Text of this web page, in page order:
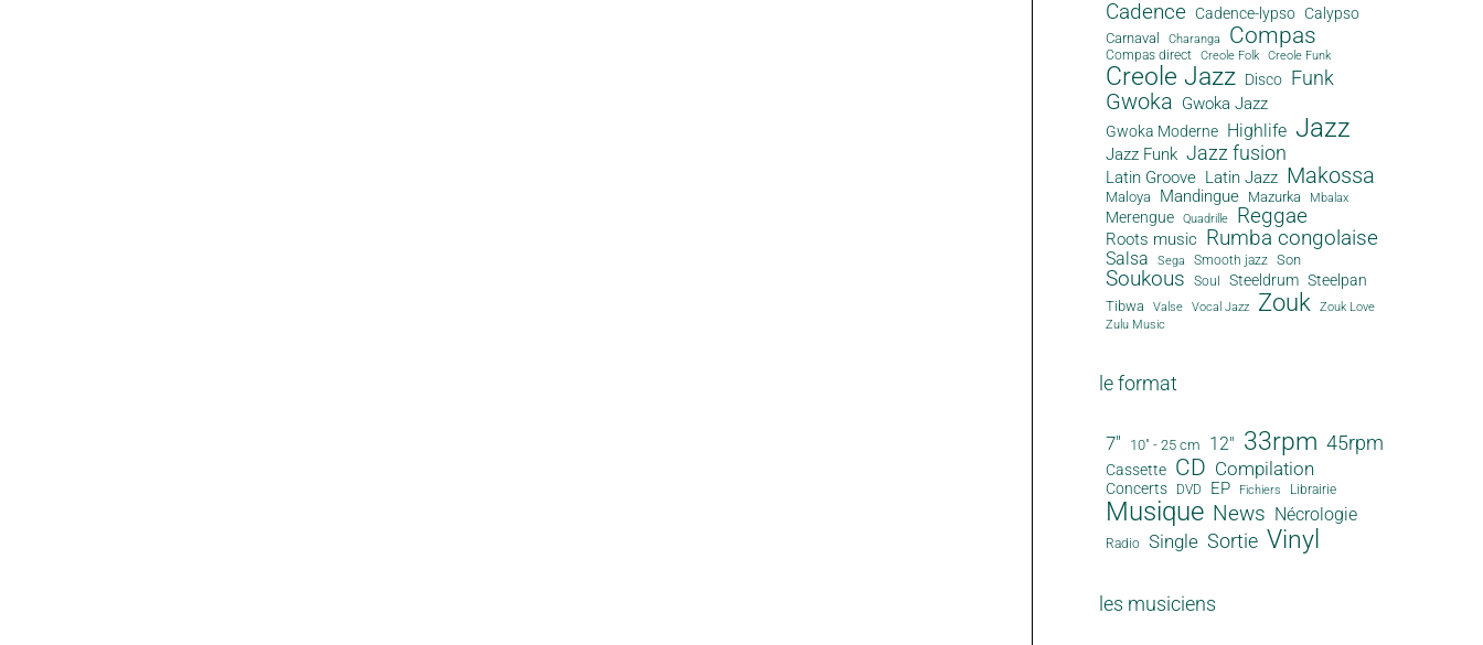
Cadence Cadence-lypso Calypso
Carnaval Charanga Compas
Compas direct Creole Folk Creole Funk
Creole Jazz Disco Funk
Gwoka Gwoka Jazz
Gwoka Moderne Highlife Jazz
Jazz Funk Jazz fusion
Latin Groove Latin Jazz Makossa
Maloya Mandingue Mazurka Mbalax
Merengue Quadrille Reggae
Roots music Rumba congolaise
Salsa Sega Smooth jazz Son
Soukous Soul Steeldrum Steelpan
Tibwa Valse Vocal Jazz Zouk
Zouk Love
Zulu Music
le format
7" 10" - 25 cm 12" 33rpm 45rpm
Cassette CD Compilation
Concerts DVD EP Fichiers Librairie
Musique News Nécrologie
Radio Single Sortie Vinyl
les musiciens